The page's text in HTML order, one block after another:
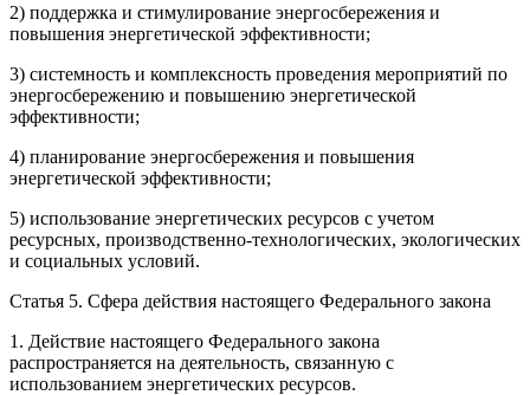
2) поддержка и стимулирование энергосбережения и
повышения энергетической эффективности;
3) системность и комплексность проведения мероприятий по
энергосбережению и повышению энергетической
эффективности;
4) планирование энергосбережения и повышения
энергетической эффективности;
5) использование энергетических ресурсов с учетом
ресурсных, производственно-технологических, экологических
и социальных условий.
Статья 5. Сфера действия настоящего Федерального закона
1. Действие настоящего Федерального закона
распространяется на деятельность, связанную с
использованием энергетических ресурсов.